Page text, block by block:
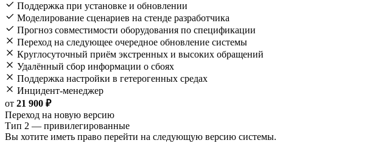
Поддержка при установке и обновлении
Моделирование сценариев на стенде разработчика
Прогноз совместимости оборудования по спецификации
Переход на следующее очередное обновление системы
Круглосуточный приём экстренных и высоких обращений
Удалённый сбор информации о сбоях
Поддержка настройки в гетерогенных средах
Инцидент-менеджер
от 21 900 ₽
Переход на новую версию
Тип 2 — привилегированные
Вы хотите иметь право перейти на следующую версию системы.